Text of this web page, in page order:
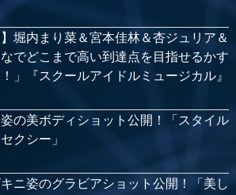
】堀内まり菜＆宮本佳林＆杏ジュリア＆
でどこまで高い到達点を目指せるかす
」『スクールアイドルミュージカル』
の美ボディショット公開！「スタイル
クシー」
ニ姿のグラビアショット公開！「美し